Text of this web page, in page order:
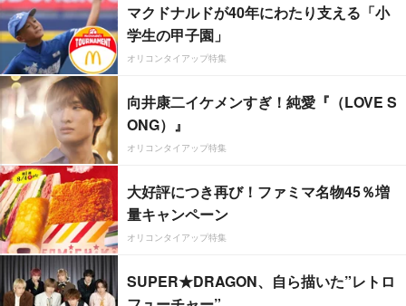
マクドナルドが40年にわたり支える「小
学生の甲子園」
オリコンタイアップ特集
向井康二イケメンすぎ！純愛『（LOVE S
ONG）』
オリコンタイアップ特集
大好評につき再び！ファミマ名物45％増
量キャンペーン
オリコンタイアップ特集
SUPER★DRAGON、自ら描いた”レトロ